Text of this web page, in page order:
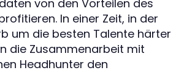
von den Vorteilen des
In einer Zeit, in der
um die besten Talente härter
die Zusammenarbeit mit
Headhunter den